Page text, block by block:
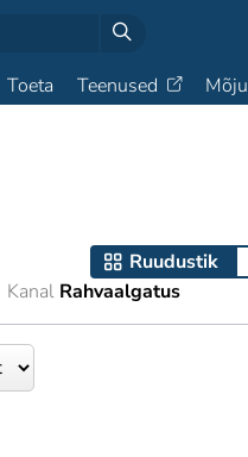
Toeta Teenused Mõju
Ruudustik
Kanal Rahvaalgatus